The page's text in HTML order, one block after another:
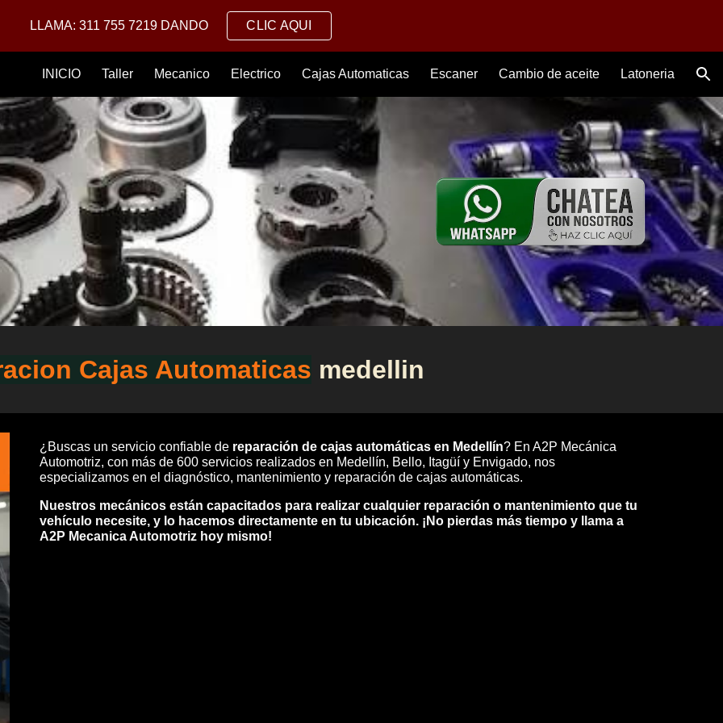
to main content Skip to navigation
LLAMA: 311 755 7219 DANDO CLIC AQUI
INICIO Taller Mecanico Electrico Cajas Automaticas Escaner Cambio de aceite Latoneria
Cajas Automaticas medellin
¿Buscas un servicio confiable de reparación de cajas automáticas en Medellín? En A2P Mecánica
Automotriz, con más de 600 servicios realizados en Medellín, Bello, Itagüí y Envigado, nos
especializamos en el diagnóstico, mantenimiento y reparación de cajas automáticas.
Nuestros mecánicos están capacitados para realizar cualquier reparación o mantenimiento que tu
vehículo necesite, y lo hacemos directamente en tu ubicación. ¡No pierdas más tiempo y llama a
A2P Mecanica Automotriz hoy mismo!